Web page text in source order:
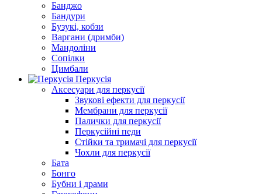
Банджо
Бандури
Бузукі, кобзи
Варгани (дримби)
Мандоліни
Сопілки
Цимбали
Перкусія
Аксесуари для перкусії
Звукові ефекти для перкусії
Мембрани для перкусії
Палички для перкусії
Перкусійні педи
Стійки та тримачі для перкусії
Чохли для перкусії
Бата
Бонго
Бубни і драми